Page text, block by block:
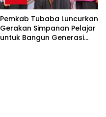
Pemkab Tubaba Luncurkan
Gerakan Simpanan Pelajar
untuk Bangun Generasi